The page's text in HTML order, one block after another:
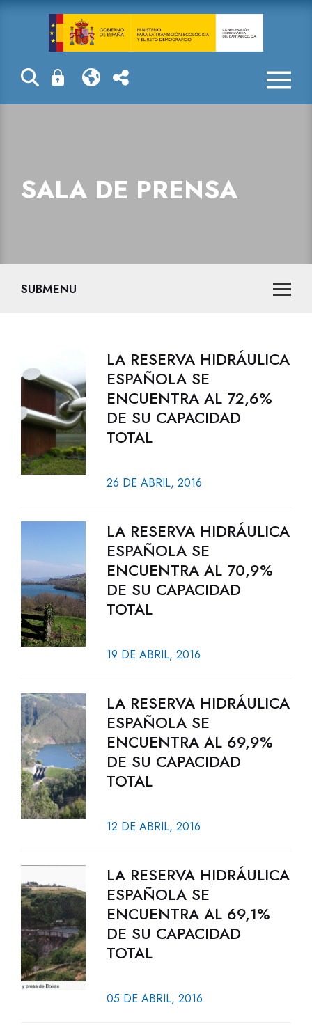
Sala de prensa
SALA DE PRENSA
SUBMENU
LA RESERVA HIDRÁULICA
ESPAÑOLA SE
ENCUENTRA AL 72,6%
DE SU CAPACIDAD
TOTAL
26 DE ABRIL, 2016
LA RESERVA HIDRÁULICA
ESPAÑOLA SE
ENCUENTRA AL 70,9%
DE SU CAPACIDAD
TOTAL
19 DE ABRIL, 2016
LA RESERVA HIDRÁULICA
ESPAÑOLA SE
ENCUENTRA AL 69,9%
DE SU CAPACIDAD
TOTAL
12 DE ABRIL, 2016
LA RESERVA HIDRÁULICA
ESPAÑOLA SE
ENCUENTRA AL 69,1%
DE SU CAPACIDAD
TOTAL
05 DE ABRIL, 2016